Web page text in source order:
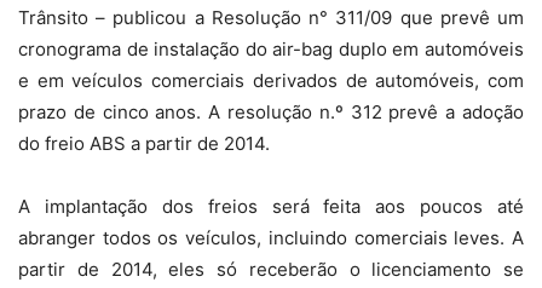
Trânsito – publicou a Resolução n° 311/09 que prevê um
cronograma de instalação do air-bag duplo em automóveis
e em veículos comerciais derivados de automóveis, com
prazo de cinco anos. A resolução n.º 312 prevê a adoção
do freio ABS a partir de 2014.
A implantação dos freios será feita aos poucos até
abranger todos os veículos, incluindo comerciais leves. A
partir de 2014, eles só receberão o licenciamento se